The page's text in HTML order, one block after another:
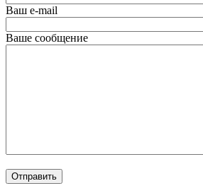
Ваш e-mail
Ваше сообщение